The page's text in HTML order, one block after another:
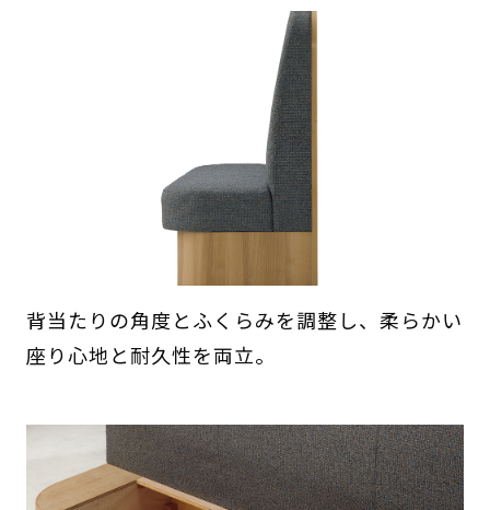
背当たりの角度とふくらみを調整し、柔らかい
座り心地と耐久性を両立。